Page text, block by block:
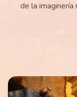
de la imaginería